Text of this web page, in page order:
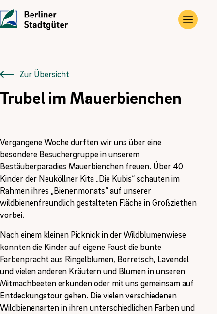
Die Stadtgüter
Vor Ort
Kontakt
Angebote
Gewerbe- und Privat­immobilien
Kompensations­maßnahmen
Erneuerbare Energien
Übersicht
Ausbildung
Zur Übersicht
Trubel im Mauerbienchen
Vergangene Woche durften wir uns über eine
besondere Besuchergruppe in unserem
Bestäuberparadies Mauerbienchen freuen. Über 40
Kinder der Neuköllner Kita „Die Kubis“ schauten im
Rahmen ihres „Bienenmonats“ auf unserer
wildbienenfreundlich gestalteten Fläche in Großziethen
vorbei.
Nach einem kleinen Picknick in der Wildblumenwiese
konnten die Kinder auf eigene Faust die bunte
Farbenpracht aus Ringelblumen, Borretsch, Lavendel
und vielen anderen Kräutern und Blumen in unseren
Mitmachbeeten erkunden oder mit uns gemeinsam auf
Entdeckungstour gehen. Die vielen verschiedenen
Wildbienenarten in ihren unterschiedlichen Farben und